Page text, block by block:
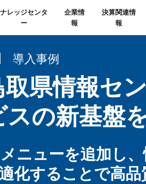
ナレッジセンタ
ー
企業情
報
決算関連情
報
導入事例
県情報セ
の新基盤
ニューを追加し
化することで高